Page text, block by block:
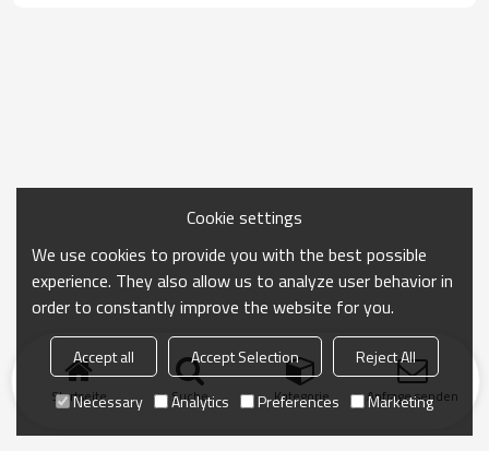
Startseite Suche Kategorie Anfrage senden
Cookie settings
We use cookies to provide you with the best possible
experience. They also allow us to analyze user behavior in
order to constantly improve the website for you.
Accept all Accept Selection
Reject All
Necessary
Analytics Preferences Marketing